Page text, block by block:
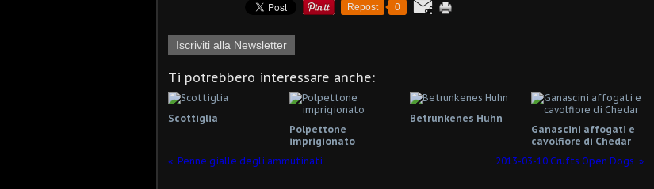
Repost 0
Iscriviti alla Newsletter
Ti potrebbero interessare anche:
Scottiglia
Polpettone
imprigionato
Betrunkenes Huhn
Ganascini affogati e
cavolfiore di Chedar
Penne gialle degli ammutinati
2013-03-10 Crufts Open Dogs